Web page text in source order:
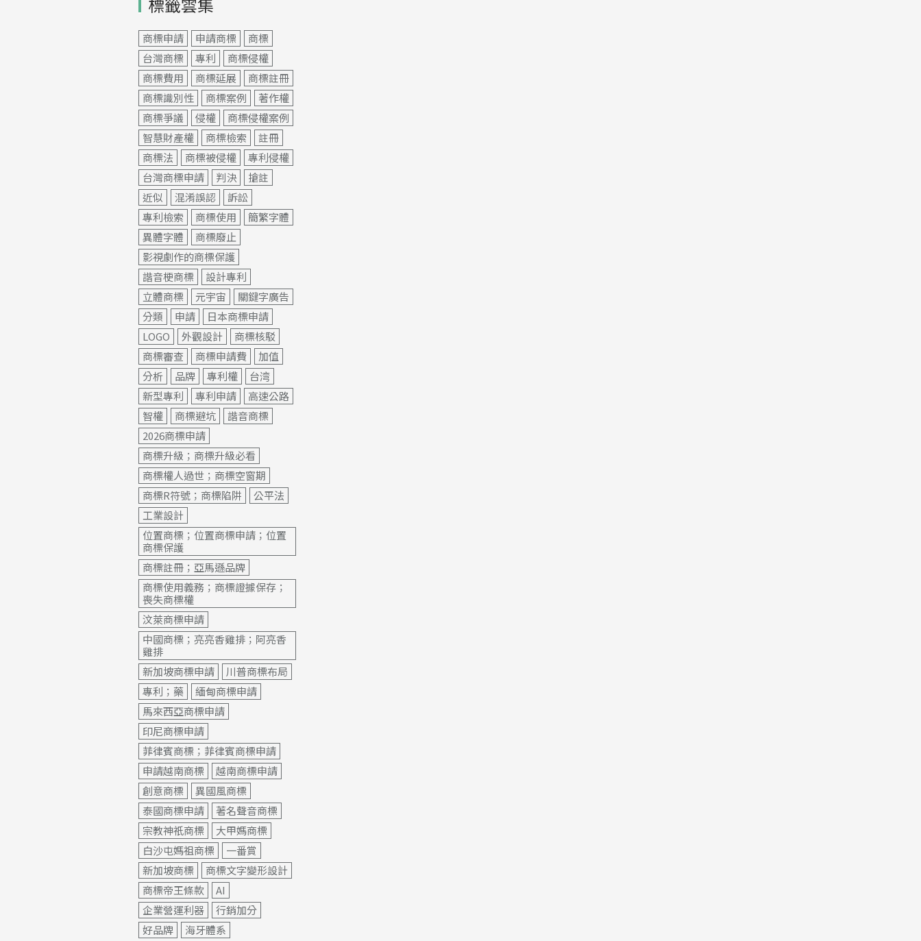
商標申請 申請商標
商標
台灣商標
專利
商標侵權
商標費用
商標延展
商標註冊
商標識別性
商標案例
著作權
商標爭議
侵權
商標侵權案例
智慧財產權
商標檢索
註冊
商標法
商標被侵權
專利侵權
台灣商標申請
判決
搶註
近似
混淆誤認
訴訟
專利檢索
商標使用
簡繁字體
異體字體
商標廢止
影視劇作的商標保護
諧音梗商標
設計專利
立體商標
元宇宙
關鍵字廣告
分類
申請
日本商標申請
LOGO
外觀設計
商標核駁
商標審查
商標申請費
加值
分析
品牌 專利權
台湾
新型專利
專利申請
高速公路
智權
商標避坑
諧音商標
2026商標申請
商標升級；商標升級必看
商標權人過世；商標空窗期
商標R符號；商標陷阱
公平法
工業設計
位置商標；位置商標申請；位置
商標保護
商標註冊；亞馬遜品牌
商標使用義務；商標證據保存；
喪失商標權
汶萊商標申請
中國商標；亮亮香雞排；阿亮香
雞排
新加坡商標申請
川普商標布局
專利；藥
緬甸商標申請
馬來西亞商標申請
印尼商標申請
菲律賓商標；菲律賓商標申請
申請越南商標
越南商標申請
創意商標
異國風商標
泰國商標申請
著名聲音商標
宗教神祇商標
大甲媽商標
白沙屯媽祖商標
一番賞
新加坡商標
商標文字變形設計
商標帝王條款
AI
企業營運利器
行銷加分
好品牌
海牙體系